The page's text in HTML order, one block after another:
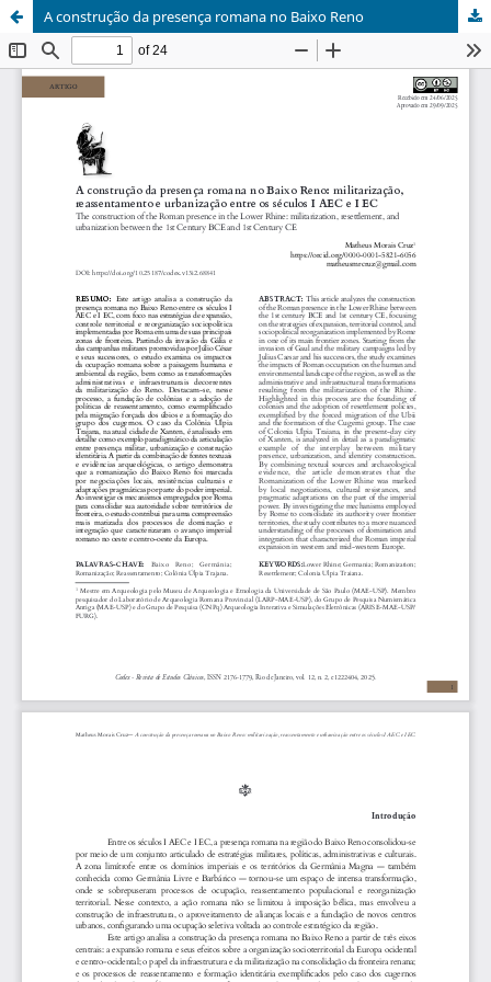
A construção da presença romana no Baixo Reno